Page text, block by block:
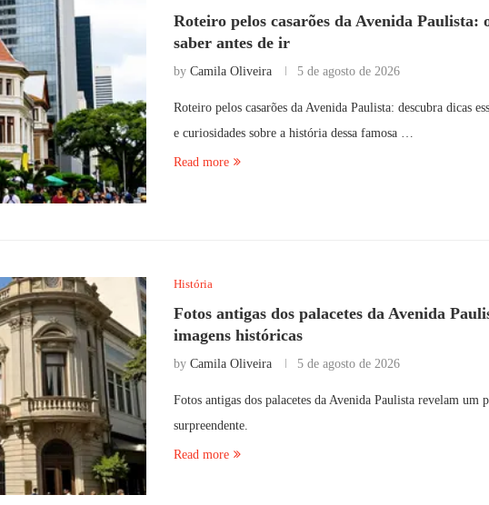
Roteiro pelos casarões da Avenida Paulista:
saber antes de ir
by Camila Oliveira 5 de agosto de 2026
Roteiro pelos casarões da Avenida Paulista: descubra dicas
e curiosidades sobre a história dessa famosa …
Read more
História
Fotos antigas dos palacetes da Avenida
imagens históricas
by Camila Oliveira 5 de agosto de 2026
Fotos antigas dos palacetes da Avenida Paulista revelam um
surpreendente.
Read more